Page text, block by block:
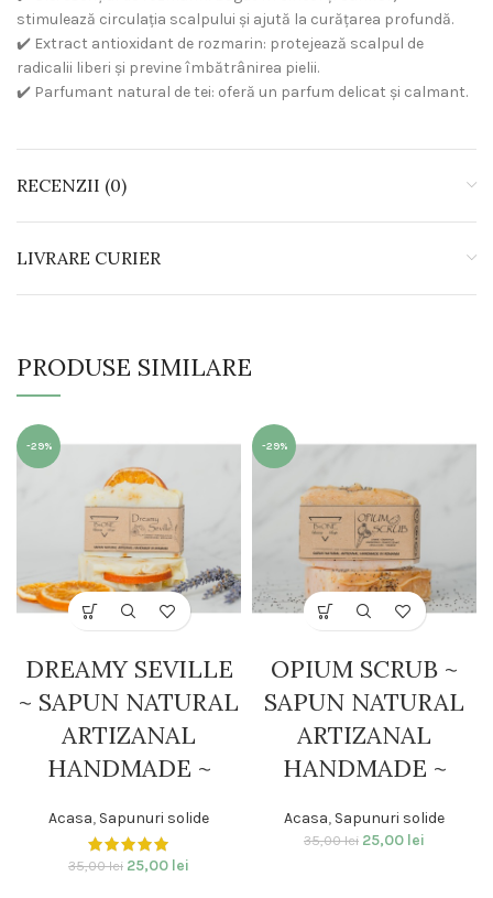
stimulează circulația scalpului și ajută la curățarea profundă.
✔️ Extract antioxidant de rozmarin: protejează scalpul de
radicalii liberi și previne îmbătrânirea pielii.
✔️ Parfumant natural de tei: oferă un parfum delicat și calmant.
RECENZII (0)
LIVRARE CURIER
PRODUSE SIMILARE
-29%
DREAMY SEVILLE
~ SAPUN NATURAL
ARTIZANAL
HANDMADE ~
Acasa, Sapunuri solide
35,00lei 25,00 lei
-29%
OPIUM SCRUB ~
SAPUN NATURAL
ARTIZANAL
HANDMADE ~
Acasa, Sapunuri solide
35,00lei 25,00 lei